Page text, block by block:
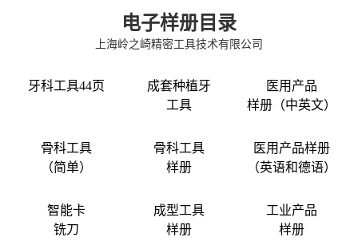
电子样册目录
上海岭之崎精密工具技术有限公司
牙科工具44页
成套种植牙
工具
医用产品
样册（中英文）
骨科工具
（简单）
骨科工具
样册
医用产品样册
（英语和德语）
智能卡
铣刀
成型工具
样册
工业产品
样册